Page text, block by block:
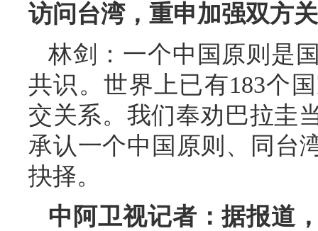
访问台湾，重申加强双方
林剑：一个中国原则是
共识。世界上已有183个
交关系。我们奉劝巴拉圭
承认一个中国原则、同台
抉择。
中阿卫视记者：据报道